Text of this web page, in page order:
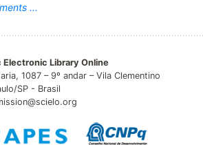
...
Electronic Library Online
1087 – 9º andar – Vila Clementino
SP - Brasil